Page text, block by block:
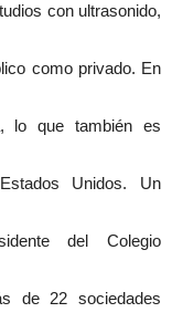
con ultrasonido,
como privado. En
lo que también es
Unidos. Un
del Colegio
de 22 sociedades